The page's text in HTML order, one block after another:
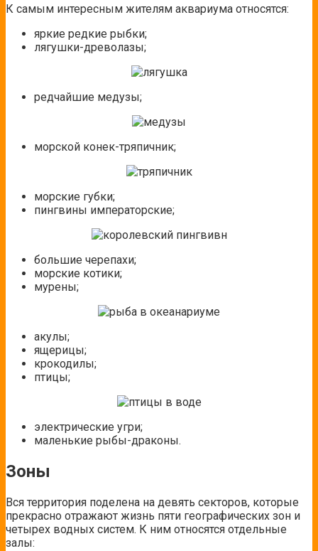
К самым интересным жителям аквариума относятся:
яркие редкие рыбки;
лягушки-древолазы;
редчайшие медузы;
морской конек-тряпичник;
морские губки;
пингвины императорские;
большие черепахи;
морские котики;
мурены;
акулы;
ящерицы;
крокодилы;
птицы;
электрические угри;
маленькие рыбы-драконы.
Зоны
Вся территория поделена на девять секторов, которые
прекрасно отражают жизнь пяти географических зон и
четырех водных систем. К ним относятся отдельные
залы: